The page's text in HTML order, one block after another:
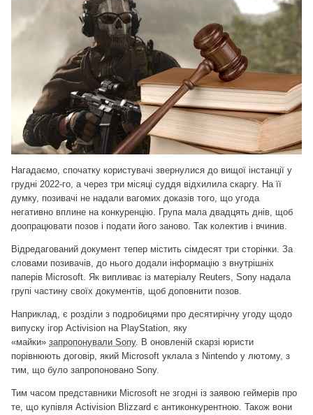
Нагадаємо, спочатку користувачі звернулися до вищої інстанції у
грудні 2022-го, а через три місяці суддя відхилила скаргу. На її
думку, позивачі не надали вагомих доказів того, що угода
негативно вплине на конкуренцію. Група мала двадцять днів, щоб
доопрацювати позов і подати його заново. Так колектив і вчинив.
Відредагований документ тепер містить сімдесят три сторінки. За
словами позивачів, до нього додали інформацію з внутрішніх
паперів Microsoft. Як випливає із матеріалу Reuters, Sony надала
групі частину своїх документів, щоб доповнити позов.
Наприклад, є розділи з подробицями про десятирічну угоду щодо
випуску ігор Activision на PlayStation, яку
«майки» запропонували Sony. В оновленій скарзі юристи
порівнюють договір, який Microsoft уклала з Nintendo у лютому, з
тим, що було запропоновано Sony.
Тим часом представники Microsoft не згодні із заявою геймерів про
те, що купівля Activision Blizzard є антиконкурентною. Також вони